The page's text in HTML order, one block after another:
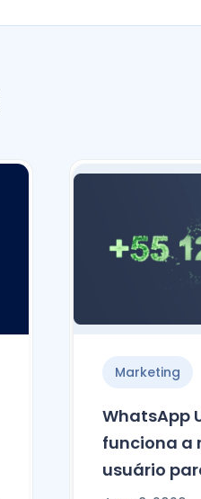
Marketing
WhatsApp
funciona a
usuário